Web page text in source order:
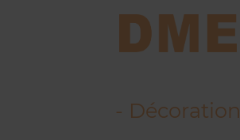
- Décoration